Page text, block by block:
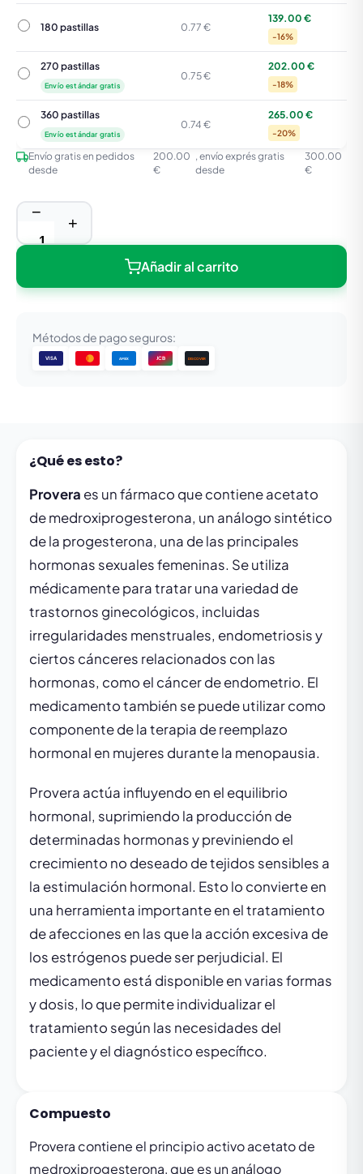
180 pastillas
180 pastillas 0.77 €
139.00 €
-16%
270 pastillas
270 pastillas
Envío estándar gratis
0.75 €
202.00 €
-18%
360 pastillas
360 pastillas
Envío estándar gratis
0.74 €
265.00 €
-20%
Envío gratis en pedidos
desde
200.00
€
, envío exprés gratis
desde
300.00
€
−
+
Añadir al carrito
Métodos de pago seguros:
VISA AMEX JCB DISCOVER
¿Qué es esto?
Provera es un fármaco que contiene acetato
de medroxiprogesterona, un análogo sintético
de la progesterona, una de las principales
hormonas sexuales femeninas. Se utiliza
médicamente para tratar una variedad de
trastornos ginecológicos, incluidas
irregularidades menstruales, endometriosis y
ciertos cánceres relacionados con las
hormonas, como el cáncer de endometrio. El
medicamento también se puede utilizar como
componente de la terapia de reemplazo
hormonal en mujeres durante la menopausia.
Provera actúa influyendo en el equilibrio
hormonal, suprimiendo la producción de
determinadas hormonas y previniendo el
crecimiento no deseado de tejidos sensibles a
la estimulación hormonal. Esto lo convierte en
una herramienta importante en el tratamiento
de afecciones en las que la acción excesiva de
los estrógenos puede ser perjudicial. El
medicamento está disponible en varias formas
y dosis, lo que permite individualizar el
tratamiento según las necesidades del
paciente y el diagnóstico específico.
Compuesto
Provera contiene el principio activo acetato de
medroxiprogesterona, que es un análogo